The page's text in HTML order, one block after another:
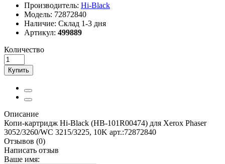
Производитель: Hi-Black
Модель: 72872840
Наличие: Склад 1-3 дня
Артикул: 499889
Количество
Купить
Описание
Копи-картридж Hi-Black (HB-101R00474) для Xerox Phaser
3052/3260/WC 3215/3225, 10K арт.:72872840
Отзывов (0)
Написать отзыв
Ваше имя: